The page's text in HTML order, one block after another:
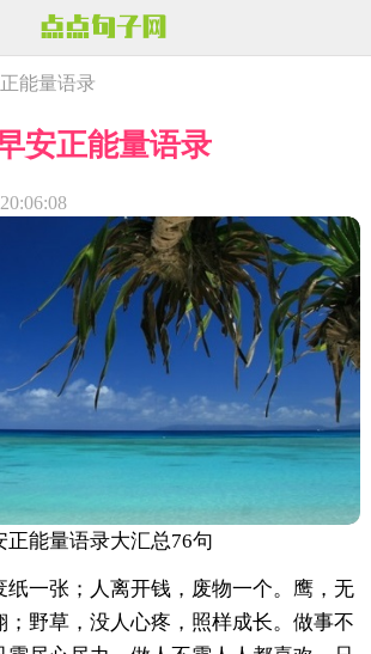
正能量语录
安正能量语录
正能量语录大汇总76句
纸一张；人离开钱，废物一个。鹰，无
；野草，没人心疼，照样成长。做事不